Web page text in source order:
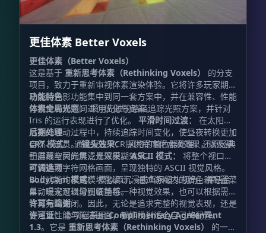
更佳体素 Better Voxels
更佳体素（Better Voxels）
这是基于 重新思考体素（Rethinking Voxels）
的分支
项目，致力于重新审视体素渲染体验。它将许多玩家期待
已久的光影功能集中到同一套方案中，并在兼容性、性能
与视觉表现之间进行优化与完善。
功能特色
体素全局光照：采用先进的路径追踪光照方案，并针对
Iris 的运行表现进行了优化。 平滑时间过渡：
在太阳与
月亮的移动过程中，持续追踪时间变化，使昼夜转换更加
自然、连贯。镜头效果：提供程序化水滴效果，以及基
于屏幕空间的焦点景深模糊效果。
后期处理
CRT 模式：通过复古 VCR 风格的着色器处理，还原经典
扫描线与荧光屏泛光效果。ASCII 模式：
将整个视口实
时转换为字符网格画面，呈现独特的 ASCII 视觉风格。
BodyCam 模式：模拟超沉浸式鱼眼镜头视角，并结合
自动曝光逻辑增强临场感。
可调选项
以上功能均采用模块化设计。通过游戏内的着色器配置菜
单，玩家可以分别调整每一种视觉效果，也可以根据需要
将其完全关闭。因此，无论是追求完整的视觉表现，还是
更注重性能与简洁画面，都能找到适合自己的配置。
许可与鸣谢
许可证：本项目采用Complimentary Agreement
1.3。它是 重新思考体素（Rethinking Voxels）
的一个